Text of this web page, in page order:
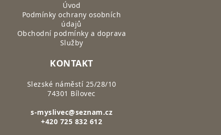
Úvod
Podmínky ochrany osobních
údajů
Obchodní podmínky a doprava
Služby
KONTAKT
Slezské náměstí 25/28/10
74301 Bílovec
s-myslivec@seznam.cz
+420 725 832 612